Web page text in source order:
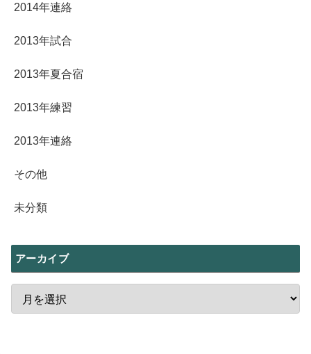
2014年連絡
2013年試合
2013年夏合宿
2013年練習
2013年連絡
その他
未分類
アーカイブ